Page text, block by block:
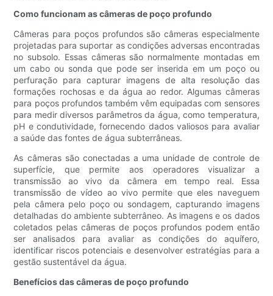
Como funcionam as câmeras de poço profundo
Câmeras para poços profundos são câmeras especialmente
projetadas para suportar as condições adversas encontradas
no subsolo. Essas câmeras são normalmente montadas em
um cabo ou sonda que pode ser inserida em um poço ou
perfuração para capturar imagens de alta resolução das
formações rochosas e da água ao redor. Algumas câmeras
para poços profundos também vêm equipadas com sensores
para medir diversos parâmetros da água, como temperatura,
pH e condutividade, fornecendo dados valiosos para avaliar
a saúde das fontes de água subterrâneas.
As câmeras são conectadas a uma unidade de controle de
superfície, que permite aos operadores visualizar a
transmissão ao vivo da câmera em tempo real. Essa
transmissão de vídeo ao vivo permite que eles naveguem
pela câmera pelo poço ou sondagem, capturando imagens
detalhadas do ambiente subterrâneo. As imagens e os dados
coletados pelas câmeras de poços profundos podem então
ser analisados ​​para avaliar as condições do aquífero,
identificar riscos potenciais e desenvolver estratégias para a
gestão sustentável da água.
Benefícios das câmeras de poço profundo